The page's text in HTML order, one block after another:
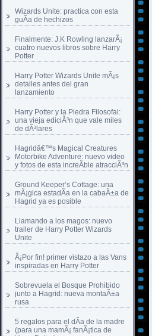
Wizards Unite: practica con esta
guÃ­a de hechizos
Finalmente: J.K Rowling lanzarÃ¡
cuatro nuevos libros sobre Harry
Potter
Harry Potter Wizards Unite mÃ¡s
detalles antes del gran
lanzamiento
Harry Potter y la Piedra Filosofal:
una vieja ediciÃ³n que vale miles
de dÃ³lares
Hagridâ€™s Magical Creatures
Motorbike Adventure: nuevo video
y fotos de esta increÃ­ble atracciÃ³n
Ground Keeper’s Cottage: una
mÃ¡gica estadÃ­a en la cabaÃ±a de
Hagrid ya es posible
Llamando a los magos: nuevo
trailer de Harry Potter Wizards
Unite
Â¡Por fin! primer vistazo a las Vans
inspiradas en Harry Potter
Sobrevuela el Bosque Prohibido
junto a Hagrid: nueva montaÃ±a
rusa
5 regalos para el dÃ­a de la madre
(para una mamÃ¡ fanÃ¡tica de